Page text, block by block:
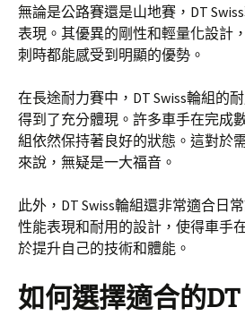
無論是公路賽還是山地賽，DT
表現。其優異的剛性和輕量化設計
刺時都能感受到明顯的優勢。
在長途耐力賽中，DT Swiss輪組的
得到了充分體現。許多車手在完成
組依然保持著良好的狀態。這對於
來說，無疑是一大福音。
此外，DT Swiss輪組還非常適合日
性能表現和耐用的設計，使得車手
於提升自己的技術和體能。
如何選擇適合的